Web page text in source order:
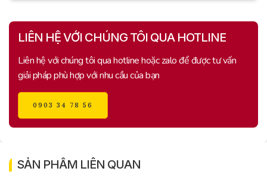
LIÊN HỆ VỚI CHÚNG TÔI QUA HOTLINE
Liên hệ với chúng tôi qua hotline hoặc zalo để được tư vấn
giải pháp phù hợp với nhu cầu của bạn
0903 34 78 56
SẢN PHẨM LIÊN QUAN